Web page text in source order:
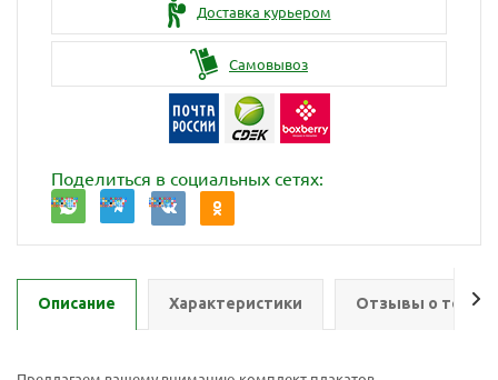
Доставка курьером
Самовывоз
Поделиться в социальных сетях:
Описание Характеристики Отзывы о